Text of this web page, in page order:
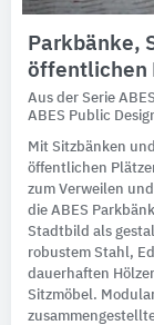
Parkbänke,
öffentlichen
Aus der Serie
ABES Public
Mit Sitzbänken
öffentlichen
zum Verweilen
die ABES
Stadtbild als
robustem Stahl,
dauerhaften
Sitzmöbel.